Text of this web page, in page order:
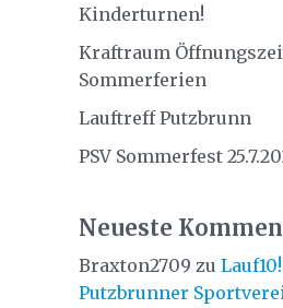
Kinderturnen!
Kraftraum
Sommerferien
Lauftreff Putzbrunn
PSV Sommerfest
Neueste
Braxton2709 zu
Putzbrunner